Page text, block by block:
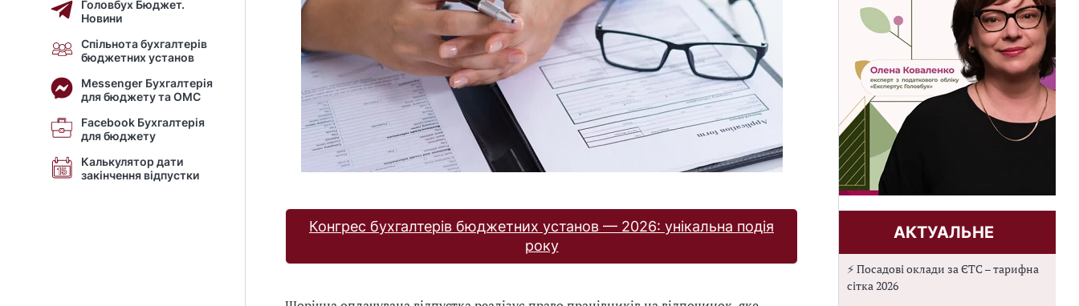
Головбух Бюджет.
Новини
Спільнота бухгалтерів
бюджетних установ
Messenger Бухгалтерія
для бюджету та ОМС
Facebook Бухгалтерія
для бюджету
Калькулятор дати
закінчення відпустки
Конгрес бухгалтерів бюджетних установ — 2026: унікальна подія
року
АКТУАЛЬНЕ
⚡ Посадові оклади за ЄТС – тарифна
сітка 2026